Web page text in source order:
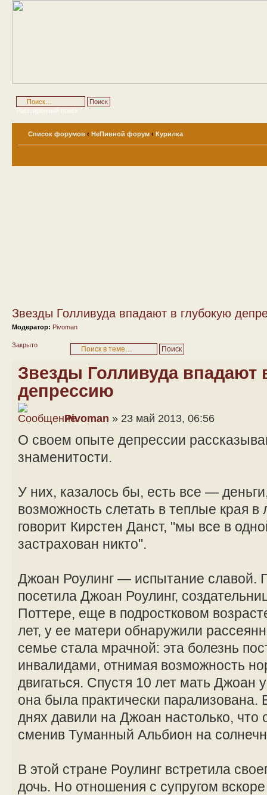
Расширенный поиск
Список форумов ‹ НеПивной форум ‹ Курилка
Звезды Голливуда впадают в глубокую
Модератор: Pivoman
Закрыто
Звезды Голливуда впадают
депрессию
Pivoman » 23 май 2013, 06:56
О своем опыте депрессии
знаменитости.
У них, казалось бы, есть все —
возможность слетать в теплые края
говорит Кирстен Данст, "мы все в
застрахован никто".
Джоан Роулинг — испытание славой.
посетила Джоан Роулинг,
Поттере, еще в подростковом
лет, у ее матери обнаружили
семье стала мрачной: эта болезнь
инвалидами, отнимая возможность
двигаться. Спустя 10 лет мать
она была практически
днях давили на Джоан настолько, что
сменив Туманный Альбион на
В этой стране Роулинг встретила
дочь. Но отношения с супругом